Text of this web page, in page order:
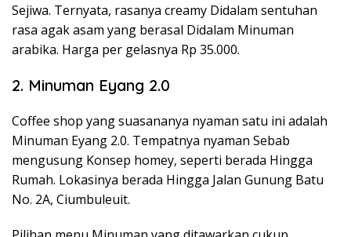
Sejiwa. Ternyata, rasanya creamy Didalam sentuhan
rasa agak asam yang berasal Didalam Minuman
arabika. Harga per gelasnya Rp 35.000.
2. Minuman Eyang 2.0
Coffee shop yang suasananya nyaman satu ini adalah
Minuman Eyang 2.0. Tempatnya nyaman Sebab
mengusung Konsep homey, seperti berada Hingga
Rumah. Lokasinya berada Hingga Jalan Gunung Batu
No. 2A, Ciumbuleuit.